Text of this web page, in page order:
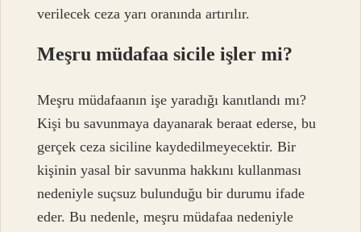
verilecek ceza yarı oranında artırılır.
Meşru müdafaa sicile işler mi?
Meşru müdafaanın işe yaradığı kanıtlandı mı?
Kişi bu savunmaya dayanarak beraat ederse, bu
gerçek ceza siciline kaydedilmeyecektir. Bir
kişinin yasal bir savunma hakkını kullanması
nedeniyle suçsuz bulunduğu bir durumu ifade
eder. Bu nedenle, meşru müdafaa nedeniyle